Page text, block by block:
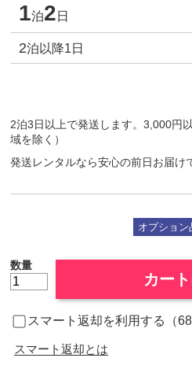
1泊2 日
2泊以降1日
2泊3日以上で発送します。3,000円
域を除く）
発送レンタルなら安心の前日お届け
オプション
数量
カー
スマート返却を利用する（
スマート返却とは